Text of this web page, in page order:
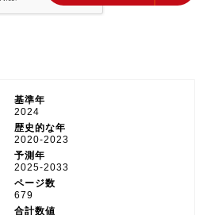
基準年
2024
歴史的な年
2020-2023
予測年
2025-2033
ページ数
679
合計数値